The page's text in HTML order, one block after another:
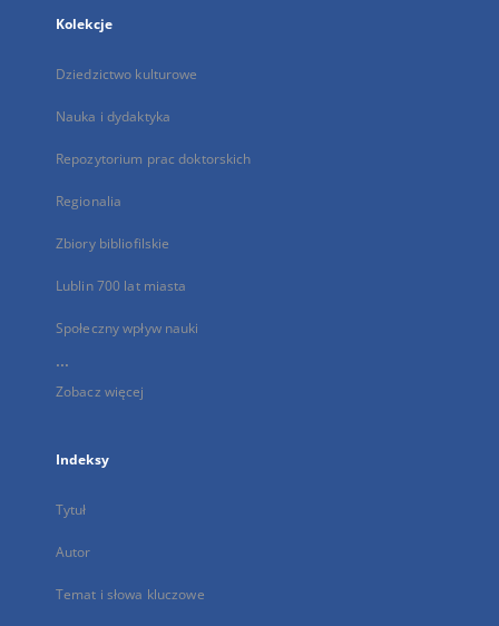
Kolekcje
Dziedzictwo kulturowe
Nauka i dydaktyka
Repozytorium prac doktorskich
Regionalia
Zbiory bibliofilskie
Lublin 700 lat miasta
Społeczny wpływ nauki
...
Zobacz więcej
Indeksy
Tytuł
Autor
Temat i słowa kluczowe